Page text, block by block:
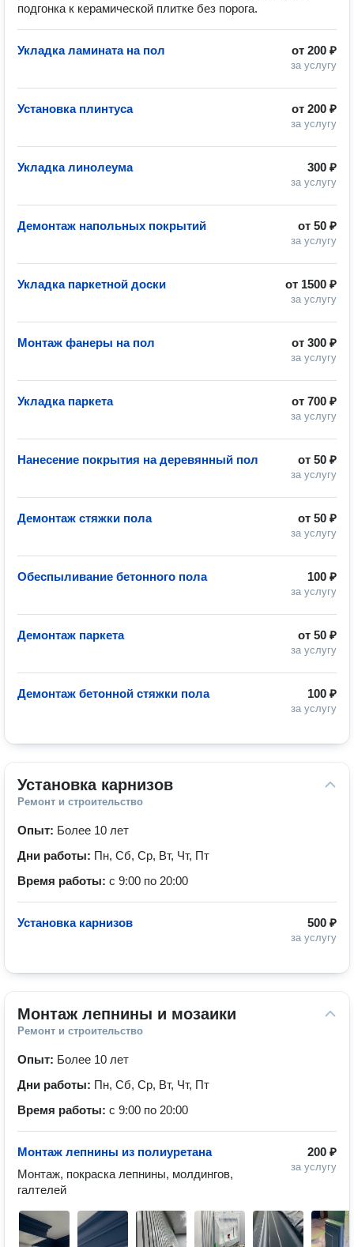
подгонка к керамической плитке без порога.
от 200 ₽
за услугу
Укладка ламината на пол
от 200 ₽
за услугу
Установка плинтуса
300 ₽
за услугу
Укладка линолеума
от 50 ₽
за услугу
Демонтаж напольных покрытий
от 1500 ₽
за услугу
Укладка паркетной доски
от 300 ₽
за услугу
Монтаж фанеры на пол
от 700 ₽
за услугу
Укладка паркета
от 50 ₽
за услугу
Нанесение покрытия на деревянный пол
от 50 ₽
за услугу
Демонтаж стяжки пола
100 ₽
за услугу
Обеспыливание бетонного пола
от 50 ₽
за услугу
Демонтаж паркета
100 ₽
за услугу
Демонтаж бетонной стяжки пола
Установка карнизов
Ремонт и строительство
Опыт: Более 10 лет
Дни работы: Пн, Сб, Ср, Вт, Чт, Пт
Время работы: с 9:00 по 20:00
500 ₽
за услугу
Установка карнизов
Монтаж лепнины и мозаики
Ремонт и строительство
Опыт: Более 10 лет
Дни работы: Пн, Сб, Ср, Вт, Чт, Пт
Время работы: с 9:00 по 20:00
200 ₽
за услугу
Монтаж лепнины из полиуретана
Монтаж, покраска лепнины, молдингов,
галтелей